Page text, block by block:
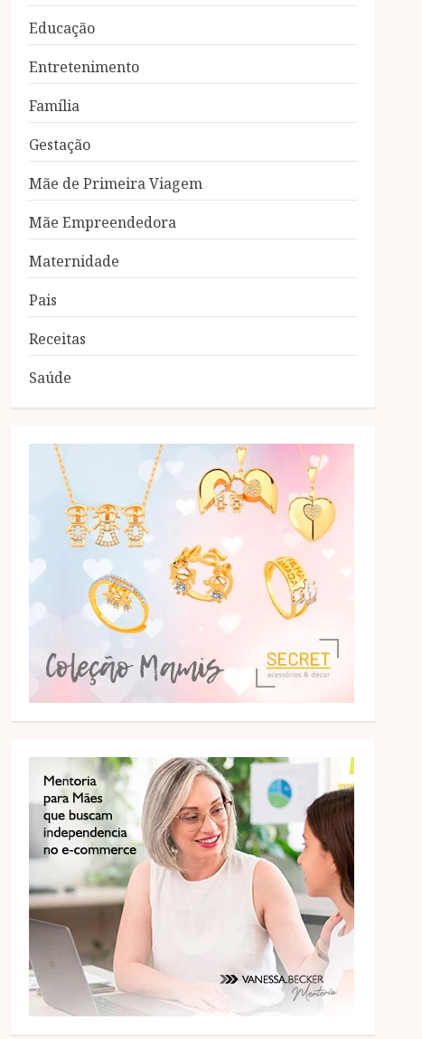
Educação
Entretenimento
Família
Gestação
Mãe de Primeira Viagem
Mãe Empreendedora
Maternidade
Pais
Receitas
Saúde